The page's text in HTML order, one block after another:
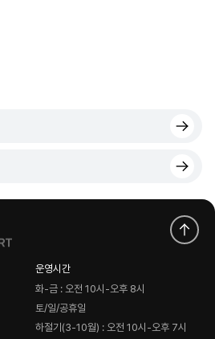
운영시간
화-금 : 오전 10시-오후 8시
토/일/공휴일
하절기(3-10월) : 오전 10시-오후 7시